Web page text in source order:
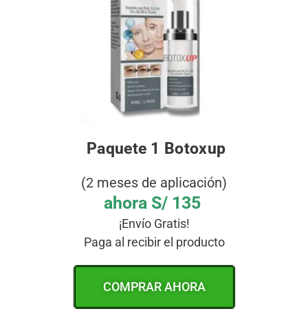
Paquete 1 Botoxup
(2 meses de aplicación)
ahora S/ 135
¡Envío Gratis!
Paga al recibir el producto
COMPRAR AHORA